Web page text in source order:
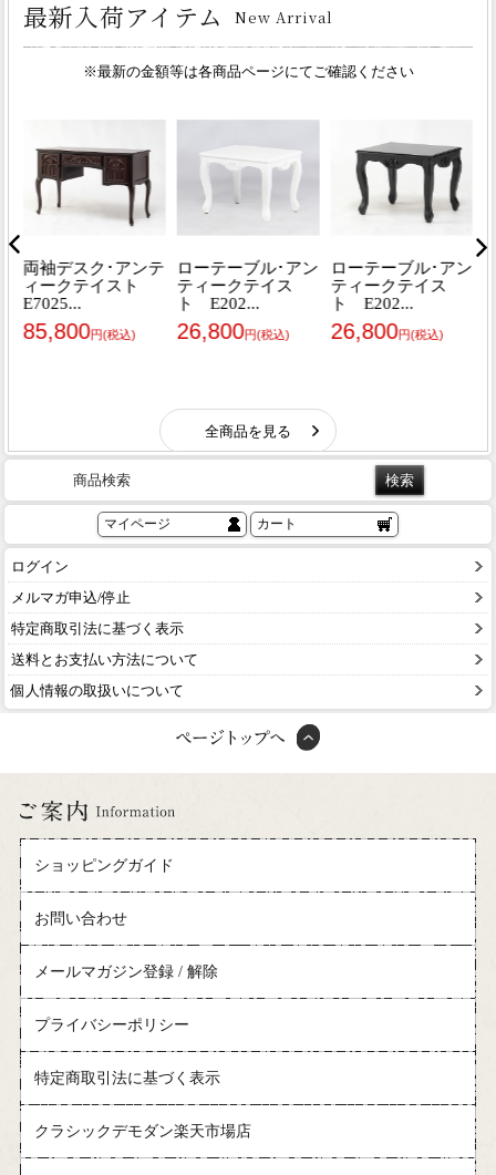
商品検索
マイページ カート
ログイン
メルマガ申込/停止
特定商取引法に基づく表示
送料とお支払い方法について
個人情報の取扱いについて
ショッピングガイド
お問い合わせ
メールマガジン登録 / 解除
プライバシーポリシー
特定商取引法に基づく表示
クラシックデモダン楽天市場店